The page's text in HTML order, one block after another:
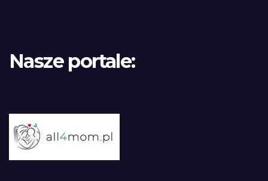
Nasze portale: